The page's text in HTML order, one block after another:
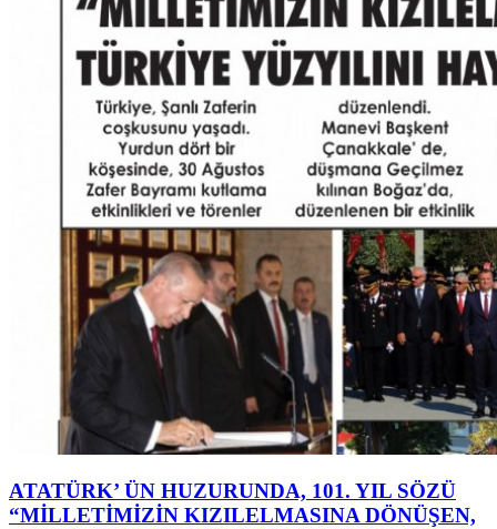
ATATÜRK’ ÜN HUZURUNDA, 101. YIL SÖZÜ
“MİLLETİMİZİN KIZILELMASINA DÖNÜŞEN,